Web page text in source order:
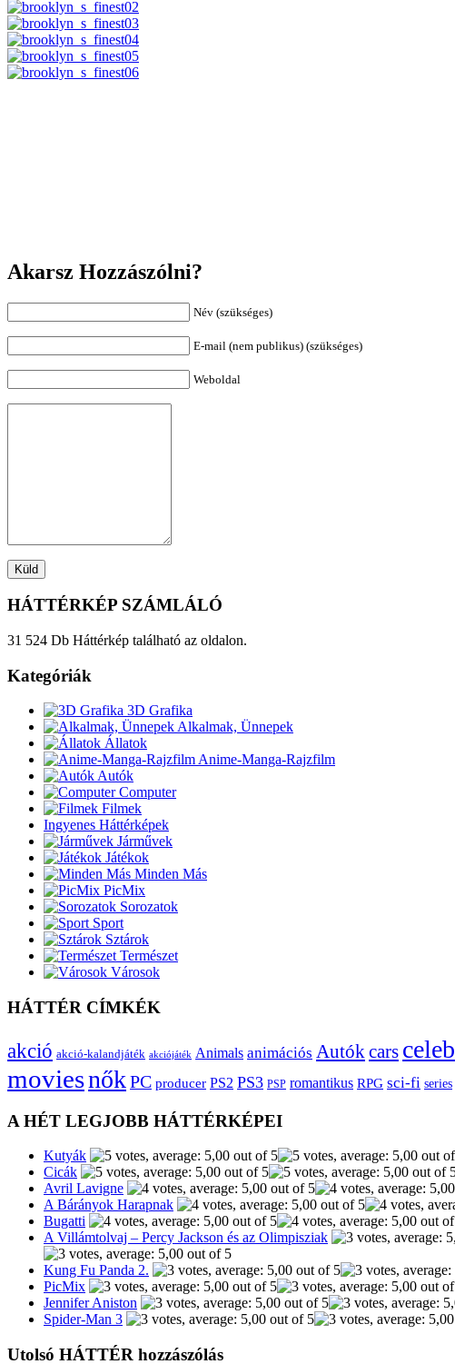
Akarsz Hozzászólni?
Név (szükséges)
E-mail (nem publikus) (szükséges)
Weboldal
HÁTTÉRKÉP SZÁMLÁLÓ
31 524 Db Háttérkép található az oldalon.
Kategóriák
3D Grafika
Alkalmak, Ünnepek
Állatok
Anime-Manga-Rajzfilm
Autók
Computer
Filmek
Ingyenes Háttérképek
Járművek
Játékok
Minden Más
PicMix
Sorozatok
Sport
Sztárok
Természet
Városok
HÁTTÉR CÍMKÉK
akció akció-kalandjáték akciójáték Animals animációs Autókcars celeb
moviesnőkPC producer PS2 PS3 PSP romantikus RPG sci-fi series
A HÉT LEGJOBB HÁTTÉRKÉPEI
Kutyák
Cicák
Avril Lavigne
A Bárányok Harapnak
Bugatti
A Villámtolvaj – Percy Jackson és az Olimpisziak
Kung Fu Panda 2.
PicMix
Jennifer Aniston
Spider-Man 3
Utolsó HÁTTÉR hozzászólás